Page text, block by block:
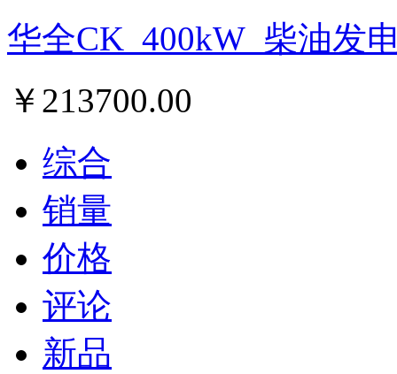
华全CK_400kW_柴油发
￥ 213700.00
综合
销量
价格
评论
新品